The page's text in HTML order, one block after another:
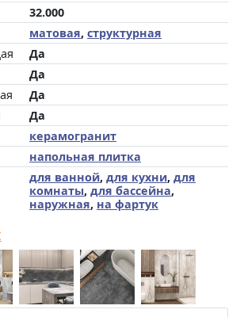
32.000
матовая, структурная
Да
Да
Да
Да
керамогранит
напольная плитка
для ванной, для кухни, для
комнаты, для бассейна,
наружная, на фартук